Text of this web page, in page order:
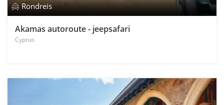
Rondreis
Akamas autoroute - jeepsafari
Cyprus